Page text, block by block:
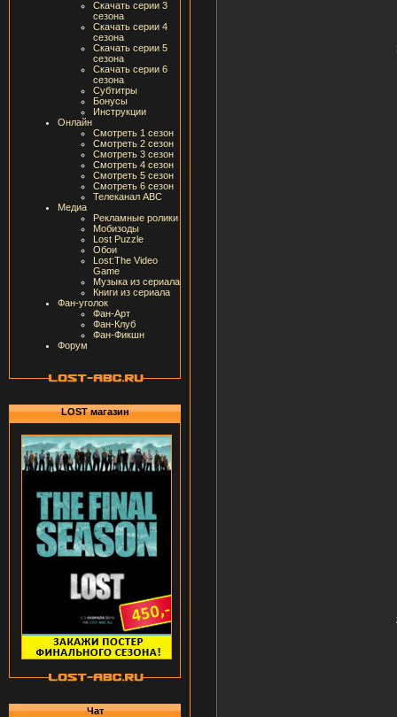
Скачать серии 3
сезона
Скачать серии 4
сезона
Скачать серии 5
сезона
Скачать серии 6
сезона
Субтитры
Бонусы
Инструкции
Онлайн
Смотреть 1 сезон
Смотреть 2 сезон
Смотреть 3 сезон
Смотреть 4 сезон
Смотреть 5 сезон
Смотреть 6 сезон
Телеканал ABC
Медиа
Рекламные ролики
Мобизоды
Lost Puzzle
Обои
Lost:The Video
Game
Музыка из сериала
Книги из сериала
Фан-уголок
Фан-Арт
Фан-Клуб
Фан-Фикшн
Форум
LOST магазин
Чат